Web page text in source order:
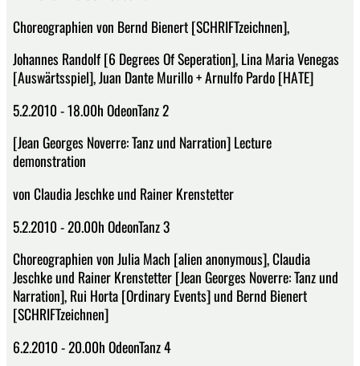
Choreographien von Bernd Bienert [SCHRIFTzeichnen],
Johannes Randolf [6 Degrees Of Seperation], Lina Maria Venegas
[Auswärtsspiel], Juan Dante Murillo + Arnulfo Pardo [HATE]
5.2.2010 - 18.00h OdeonTanz 2
[Jean Georges Noverre: Tanz und Narration] Lecture
demonstration
von Claudia Jeschke und Rainer Krenstetter
5.2.2010 - 20.00h OdeonTanz 3
Choreographien von Julia Mach [alien anonymous], Claudia
Jeschke und Rainer Krenstetter [Jean Georges Noverre: Tanz und
Narration], Rui Horta [Ordinary Events] und Bernd Bienert
[SCHRIFTzeichnen]
6.2.2010 - 20.00h OdeonTanz 4